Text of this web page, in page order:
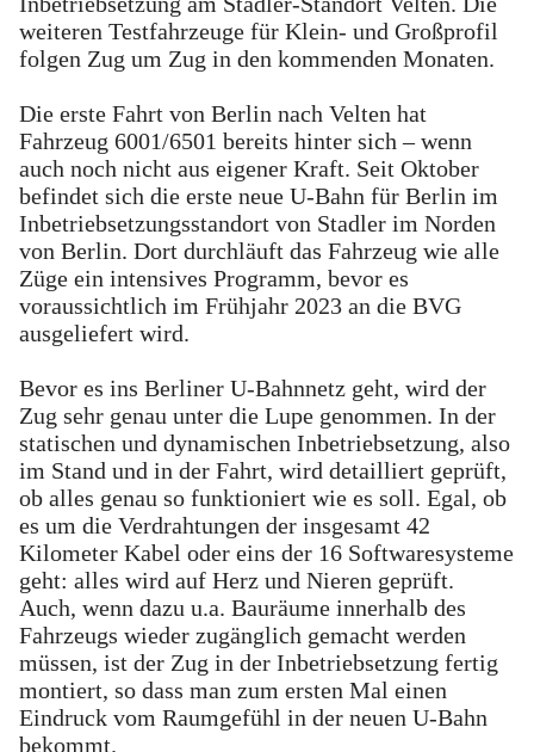
weiteren Testfahrzeuge für Klein- und Großprofil
folgen Zug um Zug in den kommenden Monaten.
Die erste Fahrt von Berlin nach Velten hat
Fahrzeug 6001/6501 bereits hinter sich – wenn
auch noch nicht aus eigener Kraft. Seit Oktober
befindet sich die erste neue U-Bahn für Berlin im
Inbetriebsetzungsstandort von Stadler im Norden
von Berlin. Dort durchläuft das Fahrzeug wie alle
Züge ein intensives Programm, bevor es
voraussichtlich im Frühjahr 2023 an die BVG
ausgeliefert wird.
Bevor es ins Berliner U-Bahnnetz geht, wird der
Zug sehr genau unter die Lupe genommen. In der
statischen und dynamischen Inbetriebsetzung, also
im Stand und in der Fahrt, wird detailliert geprüft,
ob alles genau so funktioniert wie es soll. Egal, ob
es um die Verdrahtungen der insgesamt 42
Kilometer Kabel oder eins der 16 Softwaresysteme
geht: alles wird auf Herz und Nieren geprüft.
Auch, wenn dazu u.a. Bauräume innerhalb des
Fahrzeugs wieder zugänglich gemacht werden
müssen, ist der Zug in der Inbetriebsetzung fertig
montiert, so dass man zum ersten Mal einen
Eindruck vom Raumgefühl in der neuen U-Bahn
bekommt.